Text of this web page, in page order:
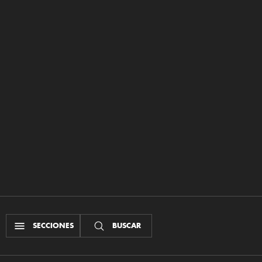
SECCIONES BUSCAR